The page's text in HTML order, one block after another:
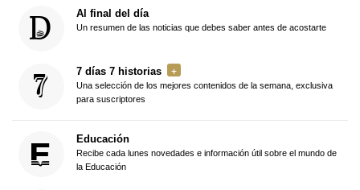
Al final del día
Un resumen de las noticias que debes saber antes de acostarte
7 días 7 historias
Una selección de los mejores contenidos de la semana, exclusiva
para suscriptores
Educación
Recibe cada lunes novedades e información útil sobre el mundo de
la Educación